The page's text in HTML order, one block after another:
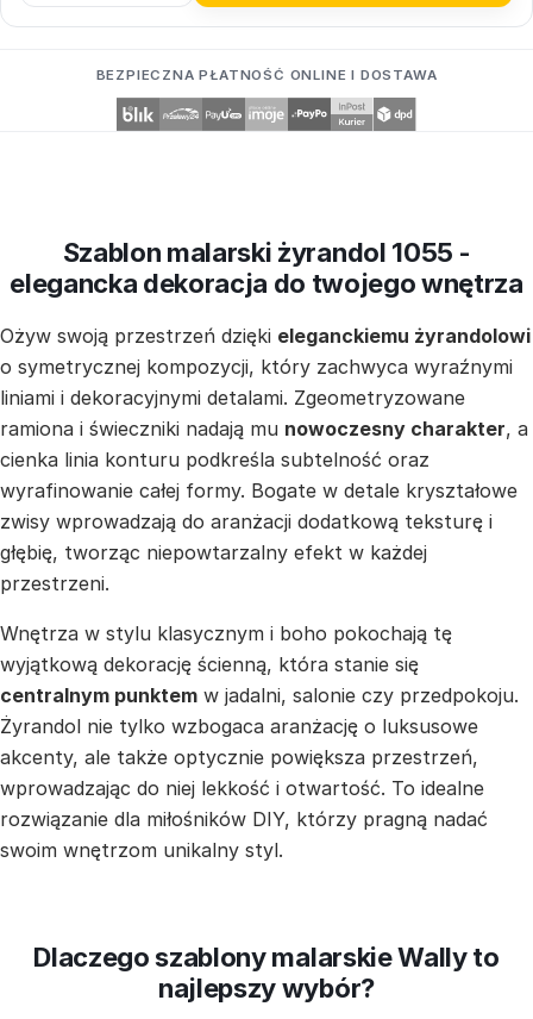
BEZPIECZNA PŁATNOŚĆ ONLINE I DOSTAWA
Szablon malarski żyrandol 1055 -
elegancka dekoracja do twojego wnętrza
Ożyw swoją przestrzeń dzięki eleganckiemu żyrandolowi
o symetrycznej kompozycji, który zachwyca wyraźnymi
liniami i dekoracyjnymi detalami. Zgeometryzowane
ramiona i świeczniki nadają mu nowoczesny charakter, a
cienka linia konturu podkreśla subtelność oraz
wyrafinowanie całej formy. Bogate w detale kryształowe
zwisy wprowadzają do aranżacji dodatkową teksturę i
głębię, tworząc niepowtarzalny efekt w każdej
przestrzeni.
Wnętrza w stylu klasycznym i boho pokochają tę
wyjątkową dekorację ścienną, która stanie się
centralnym punktem w jadalni, salonie czy przedpokoju.
Żyrandol nie tylko wzbogaca aranżację o luksusowe
akcenty, ale także optycznie powiększa przestrzeń,
wprowadzając do niej lekkość i otwartość. To idealne
rozwiązanie dla miłośników DIY, którzy pragną nadać
swoim wnętrzom unikalny styl.
Dlaczego szablony malarskie Wally to
najlepszy wybór?